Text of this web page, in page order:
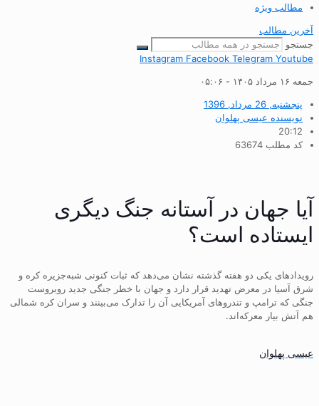
مطالب ویژه
آخرین مطالب
جستجو
Instagram Facebook Telegram Youtube
جمعه ۱۶ مرداد ۱۴۰۵ - ۰۵:۰۶
پنجشنبه, 26 مرداد, 1396
نویسنده عیسی پهلوان
20:12
کد مطلب 63674
آیا جهان در آستانه جنگ دیگری
ایستاده است؟
رویدادهای یکی دو هفته گذشته نشان می‌دهد که ثبات کنونی شبه‌جزیره کره و
شرق آسیا در معرض تهدید قرار دارد و جهان با خطر جنگی جدید روبروست
جنگی که ترامپ و تندروهای آمریکایی آن را تدارک می‌بینند و سران کره شمالی
هم آتش بیار معرکه‌اند.
عیسی پهلوان